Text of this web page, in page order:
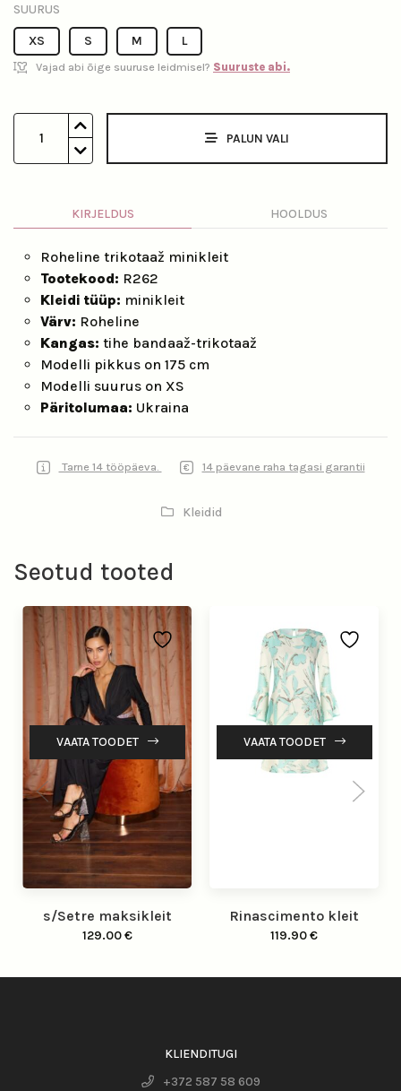
SUURUS
XS S M L
Vajad abi õige suuruse leidmisel? Suuruste abi.
1 PALUN VALI
KIRJELDUS HOOLDUS
Roheline trikotaaž minikleit
Tootekood: R262
Kleidi tüüp: minikleit
Värv: Roheline
Kangas: tihe bandaaž-trikotaaž
Modelli pikkus on 175 cm
Modelli suurus on XS
Päritolumaa: Ukraina
Tarne 14 tööpäeva. 14 päevane raha tagasi garantii
Kleidid
Seotud tooted
VAATA TOODET
s/Setre maksikleit
129.00€
VAATA TOODET
Rinascimento kleit
119.90€
KLIENDITUGI
+372 587 58 609